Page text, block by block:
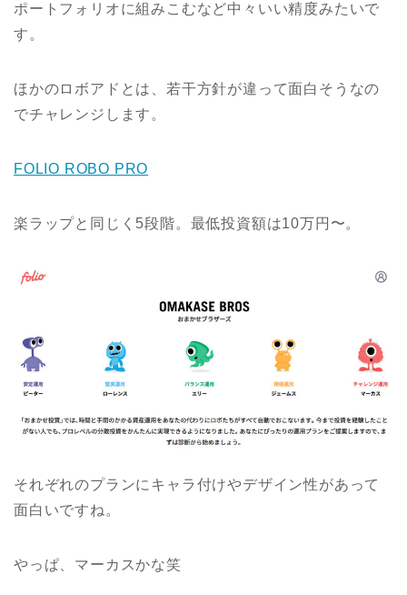
ポートフォリオに組みこむなど中々いい精度みたいで
す。
ほかのロボアドとは、若干方針が違って面白そうなの
でチャレンジします。
FOLIO ROBO PRO
楽ラップと同じく5段階。最低投資額は10万円〜。
それぞれのプランにキャラ付けやデザイン性があって
面白いですね。
やっぱ、マーカスかな笑